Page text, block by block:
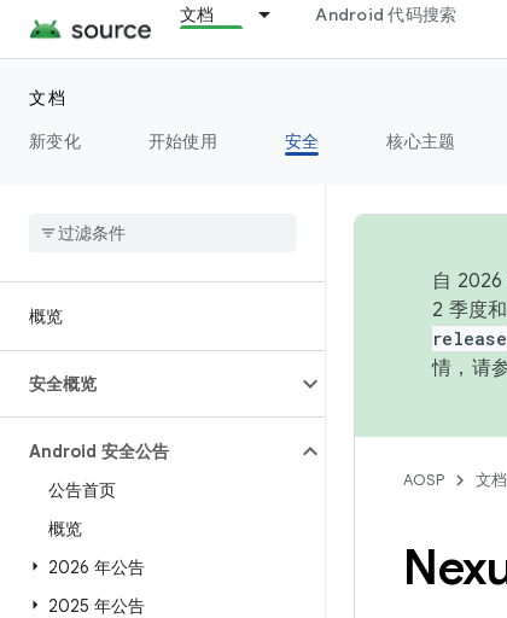
文档 Android 代码搜索
文档
新变化
开始使用 安全 核心主题
概览
安全概览
Android 安全公告
公告首页
概览
2026 年公告
2025 年公告
自
2 季度
release
情，请
AOSP 文档